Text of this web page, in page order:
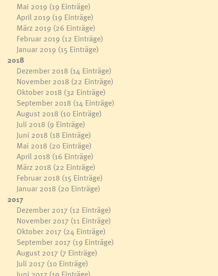
Mai 2019 (19 Einträge)
April 2019 (19 Einträge)
März 2019 (26 Einträge)
Februar 2019 (12 Einträge)
Januar 2019 (15 Einträge)
2018
Dezember 2018 (14 Einträge)
November 2018 (22 Einträge)
Oktober 2018 (32 Einträge)
September 2018 (14 Einträge)
August 2018 (10 Einträge)
Juli 2018 (9 Einträge)
Juni 2018 (18 Einträge)
Mai 2018 (20 Einträge)
April 2018 (16 Einträge)
März 2018 (22 Einträge)
Februar 2018 (15 Einträge)
Januar 2018 (20 Einträge)
2017
Dezember 2017 (12 Einträge)
November 2017 (11 Einträge)
Oktober 2017 (24 Einträge)
September 2017 (19 Einträge)
August 2017 (7 Einträge)
Juli 2017 (10 Einträge)